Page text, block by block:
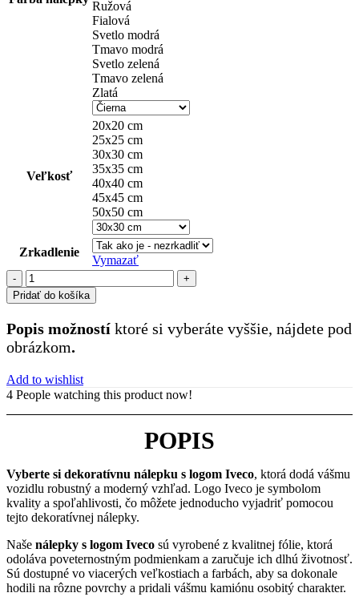
Ružová
Fialová
Svetlo modrá
Tmavo modrá
Svetlo zelená
Tmavo zelená
Zlatá
Veľkosť
20x20 cm
25x25 cm
30x30 cm
35x35 cm
40x40 cm
45x45 cm
50x50 cm
Zrkadlenie
Vymazať
množstvo
Iveco
(34)
Pridať do košíka
Popis možností ktoré si vyberáte vyššie, nájdete pod
obrázkom.
Add to wishlist
4 People watching this product now!
POPIS
Vyberte si dekoratívnu nálepku s logom Iveco, ktorá dodá vášmu
vozidlu robustný a moderný vzhľad. Logo Iveco je symbolom
kvality a spoľahlivosti, čo môžete jednoducho vyjadriť pomocou
tejto dekoratívnej nálepky.
Naše nálepky s logom Iveco sú vyrobené z kvalitnej fólie, ktorá
odoláva poveternostným podmienkam a zaručuje ich dlhú životnosť.
Sú dostupné vo viacerých veľkostiach a farbách, aby sa dokonale
hodili na rôzne povrchy a pridali vášmu kamiónu osobitý charakter.